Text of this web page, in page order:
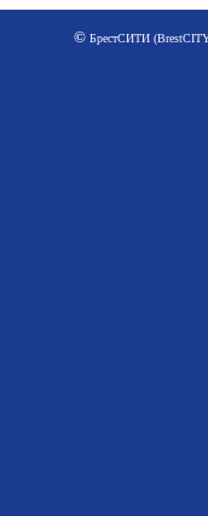
©БрестСИТИ (BrestCITY)